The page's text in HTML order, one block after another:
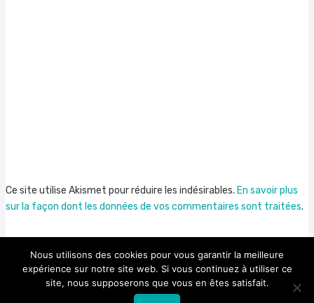
Ce site utilise Akismet pour réduire les indésirables. En savoir plus
sur la façon dont les données de vos commentaires sont traitées.
Nous utilisons des cookies pour vous garantir la meilleure
expérience sur notre site web. Si vous continuez à utiliser ce
site, nous supposerons que vous en êtes satisfait.